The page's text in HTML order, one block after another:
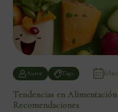
Autor Tags
Tendencias en
Recomendaciones